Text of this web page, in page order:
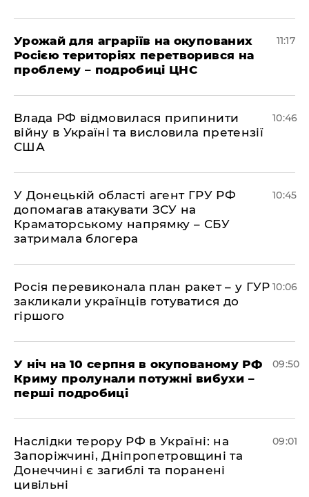
Урожай для аграріїв на окупованих
Росією територіях перетворився на
проблему – подробиці ЦНС
11:17
Влада РФ відмовилася припинити
війну в Україні та висловила претензії
США
10:46
У Донецькій області агент ГРУ РФ
допомагав атакувати ЗСУ на
Краматорському напрямку – СБУ
затримала блогера
10:45
Росія перевиконала план ракет – у ГУР
закликали українців готуватися до
гіршого
10:06
У ніч на 10 серпня в окупованому РФ
Криму пролунали потужні вибухи –
перші подробиці
09:50
Наслідки терору РФ в Україні: на
Запоріжчині, Дніпропетровщині та
Донеччині є загиблі та поранені
цивільні
09:01